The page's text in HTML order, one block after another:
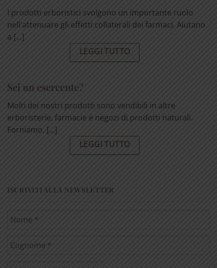
I prodotti erboristici svolgono un importante ruolo
nell'attenuare gli effetti collaterali dei farmaci. Aiutano
a [...]
LEGGI TUTTO
Sei un esercente?
Molti dei nostri prodotti sono vendibili in altre
erboristerie, farmacie e negozi di prodotti naturali.
Forniamo, [...]
LEGGI TUTTO
ISCRIVITI ALLA NEWSLETTER